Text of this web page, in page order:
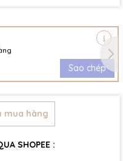
Sao chép
mua hàng
SHOPEE :